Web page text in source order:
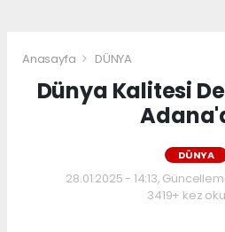
Anasayfa DÜNYA
Dünya Kalitesi
DÜNYA
28.01.2025 - 14:13,
3419+ kez